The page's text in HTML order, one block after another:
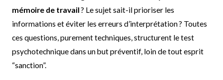
mémoire de travail? Le sujet sait-il prioriser les
informations et éviter les erreurs d’interprétation ? Toutes
ces questions, purement techniques, structurent le test
psychotechnique dans un but préventif, loin de tout esprit
“sanction”.